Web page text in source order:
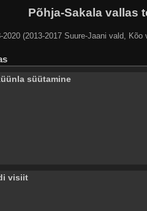
Põhja-Sakala vallas
2020 (2013-2017 Suure-Jaani vald,
süütamine
visiit